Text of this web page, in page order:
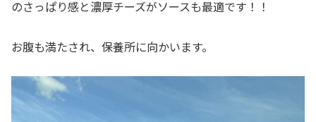
のさっぱり感と濃厚チーズがソースも最適です！！
お腹も満たされ、保養所に向かいます。